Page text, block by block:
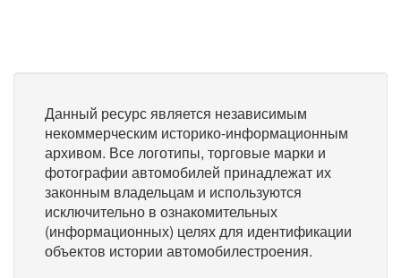
Данный ресурс является независимым
некоммерческим историко-информационным
архивом. Все логотипы, торговые марки и
фотографии автомобилей принадлежат их
законным владельцам и используются
исключительно в ознакомительных
(информационных) целях для идентификации
объектов истории автомобилестроения.